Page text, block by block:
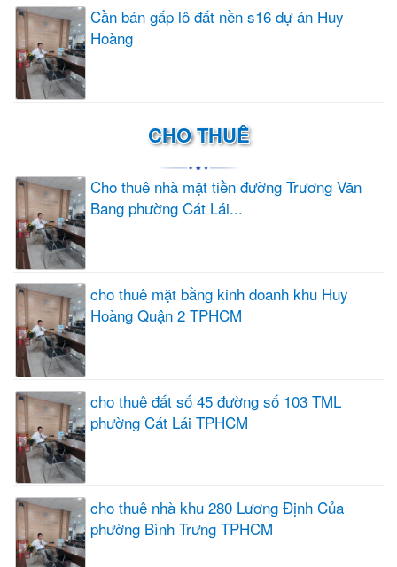
Cần bán gấp lô đất nền s16 dự án Huy
Hoàng
CHO THUÊ
Cho thuê nhà mặt tiền đường Trương Văn
Bang phường Cát Lái...
cho thuê mặt bằng kinh doanh khu Huy
Hoàng Quận 2 TPHCM
cho thuê đất số 45 đường số 103 TML
phường Cát Lái TPHCM
cho thuê nhà khu 280 Lương Định Của
phường Bình Trưng TPHCM